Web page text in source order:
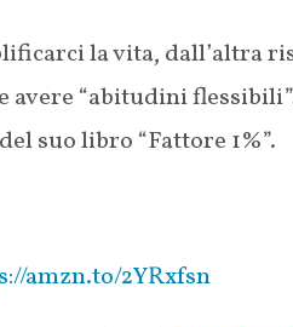
la vita, dall’altra
“abitudini
suo libro “Fattore 1%”.
amzn.to/2YRxfsn